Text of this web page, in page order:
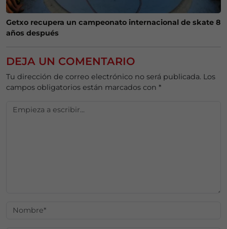
Getxo recupera un campeonato internacional de skate 8
años después
DEJA UN COMENTARIO
Tu dirección de correo electrónico no será publicada. Los
campos obligatorios están marcados con *